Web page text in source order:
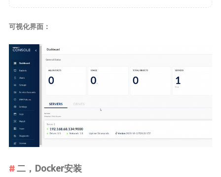
可视化界面：
二，Docker安装